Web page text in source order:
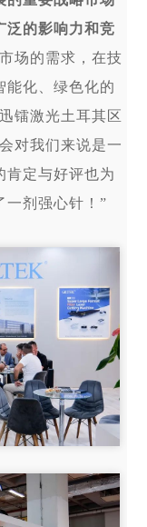
泛的影响力和竞
场的需求 ，在技
能化、绿色化的
镭激光土耳其区
对我们来说是一
肯定与好评也为
一剂强心针！”